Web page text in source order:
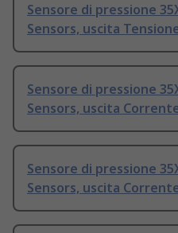
Sensore di pressione
Sensors, uscita
Sensore di pressione
Sensors, uscita
Sensore di pressione
Sensors, uscita